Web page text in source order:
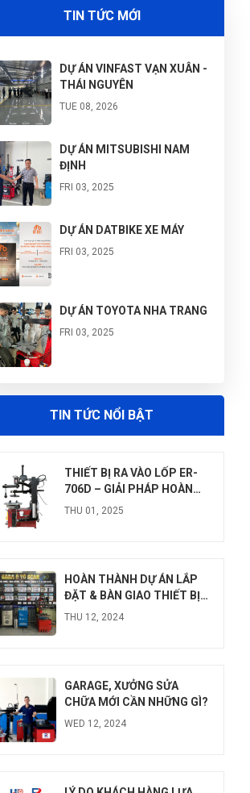
TIN TỨC MỚI
DỰ ÁN VINFAST VẠN XUÂN -
THÁI NGUYÊN
TUE 08, 2026
DỰ ÁN MITSUBISHI NAM
ĐỊNH
FRI 03, 2025
DỰ ÁN DATBIKE XE MÁY
FRI 03, 2025
DỰ ÁN TOYOTA NHA TRANG
FRI 03, 2025
FRI 03, 2025
TIN TỨC NỔI BẬT
THIẾT BỊ RA VÀO LỐP ER-
706D – GIẢI PHÁP HOÀN
HẢO TỪ HÀ PHONG
THU 01, 2025
HOÀN THÀNH DỰ ÁN LẮP
ĐẶT & BÀN GIAO THIẾT BỊ
TẠI GARA Ô TÔ SCAR, HẢI
THU 12, 2024
GARAGE, XƯỞNG SỬA
CHỮA MỚI CẦN NHỮNG GÌ?
WED 12, 2024